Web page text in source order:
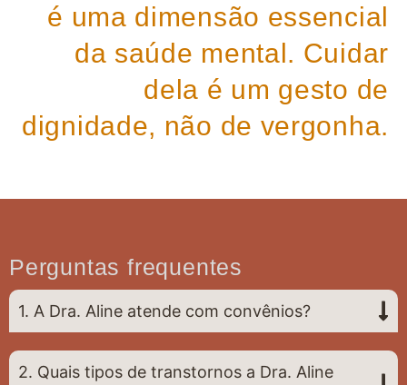
é uma dimensão essencial
da saúde mental. Cuidar
dela é um gesto de
dignidade, não de vergonha.
Perguntas frequentes
1. A Dra. Aline atende com convênios?
2. Quais tipos de transtornos a Dra. Aline